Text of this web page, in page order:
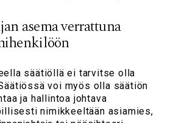
asema verrattuna
säätiöllä ei tarvitse olla
voi myös olla säätiön
ja hallintoa johtava
nimikkeeltään asiamies,